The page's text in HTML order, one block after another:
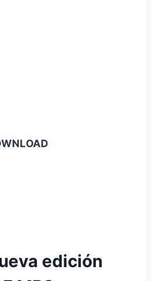
edición